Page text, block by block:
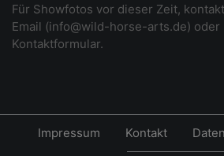
Für Showfotos vor dieser Zeit,
Email (info@wild-horse-arts.de) oder
Kontaktformular.
Impressum Kontakt